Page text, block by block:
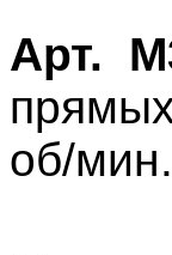
Арт.
об/